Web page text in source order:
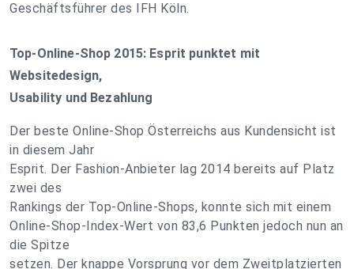
Geschäftsführer des IFH Köln.
Top-Online-Shop 2015: Esprit punktet mit
Websitedesign,
Usability und Bezahlung
Der beste Online-Shop Österreichs aus Kundensicht ist
in diesem Jahr
Esprit. Der Fashion-Anbieter lag 2014 bereits auf Platz
zwei des
Rankings der Top-Online-Shops, konnte sich mit einem
Online-Shop-Index-Wert von 83,6 Punkten jedoch nun an
die Spitze
setzen. Der knappe Vorsprung vor dem Zweitplatzierten